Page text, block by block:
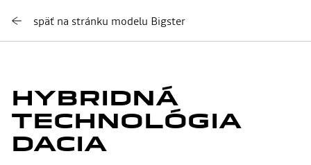
späť na stránku modelu Bigster​
HYBRIDNÁ
TECHNOLÓGIA
DACIA